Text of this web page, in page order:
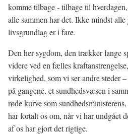
komme tilbage - tilbage til
alle sammen har det. Ikke mindst
livsgrundlag er i fare.
Den her sygdom, den trækker lange
videre ved en fælles
virkelighed, som vi ser andre steder
på gangene, et sundhedsvæsen i
røde kurve som
har fortalt os om, når vi har undgået
af os har gjort det rigtige.